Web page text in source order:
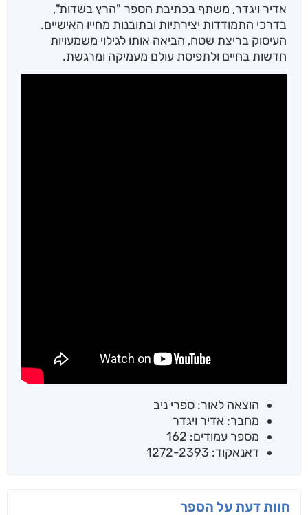
אדיר ויגדר, משתף בכתיבת הספר "הרץ בשדות",
בדרכי התמודדות יצירתיות ובתובנות מחייו האישיים.
העיסוק בריצת שטח, הביאה אותו לגילוי משמעויות
חדשות בחיים ולתפיסת עולם מעמיקה ומרגשת.
הוצאה לאור: ספרי ניב
מחבר: אדיר ויגדר
מספר עמודים: 162
דאנאקוד: 1272-2393
חוות דעת על הספר